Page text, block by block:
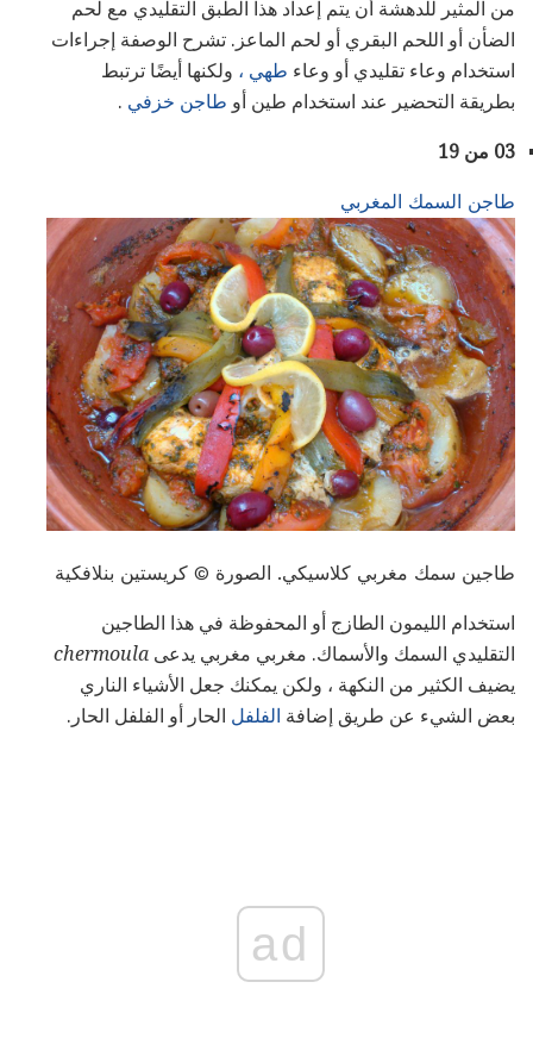
من المثير للدهشة أن يتم إعداد هذا الطبق التقليدي مع لحم
الضأن أو اللحم البقري أو لحم الماعز. تشرح الوصفة إجراءات
استخدام وعاء تقليدي أو وعاء طهي ، ولكنها أيضًا ترتبط
بطريقة التحضير عند استخدام طين أو طاجن خزفي .
03 من 19
طاجن السمك المغربي
طاجين سمك مغربي كلاسيكي. الصورة © كريستين بنلافكية
استخدام الليمون الطازج أو المحفوظة في هذا الطاجين
التقليدي السمك والأسماك. مغربي مغربي يدعى chermoula
يضيف الكثير من النكهة ، ولكن يمكنك جعل الأشياء الناري
بعض الشيء عن طريق إضافة الفلفل الحار أو الفلفل الحار.
ad